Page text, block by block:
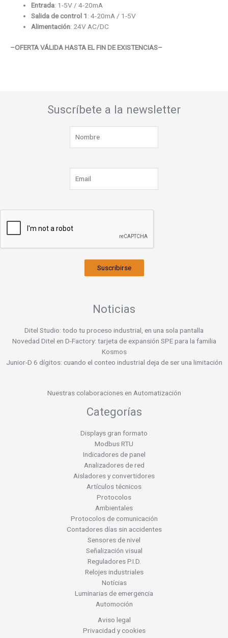
Entrada: 1-5V / 4-20mA
Salida de control 1: 4-20mA / 1-5V
Alimentación: 24V AC/DC
–OFERTA VÁLIDA HASTA EL FIN DE EXISTENCIAS–
Suscríbete a la newsletter
Suscribirse
Noticias
Ditel Studio: todo tu proceso industrial, en una sola pantalla
Novedad Ditel en D-Factory: tarjeta de expansión SPE para la familia
Kosmos
Junior-D 6 dígitos: cuando el conteo industrial deja de ser una limitación
Nuestras colaboraciones en Automatización
Categorías
Displays gran formato
Modbus RTU
Indicadores de panel
Analizadores de red
Aisladores y convertidores
Artículos técnicos
Protocolos
Ambientales
Protocolos de comunicación
Contadores días sin accidentes
Sensores de nivel
Señalización visual
Reguladores P.I.D.
Relojes industriales
Notícias
Luminarias de emergencia
Automoción
Aviso legal
Privacidad y cookies